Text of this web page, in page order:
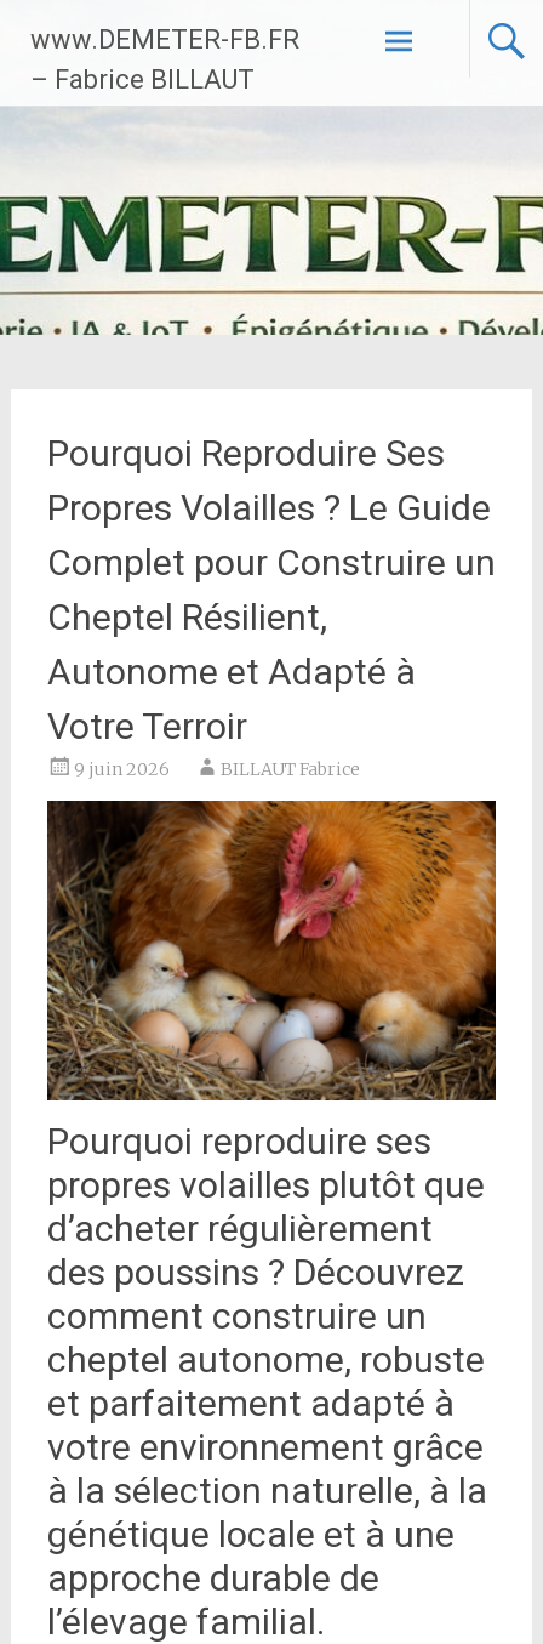
contenu
principal
www.DEMETER-FB.FR
– Fabrice BILLAUT
Pourquoi Reproduire Ses
Propres Volailles ? Le Guide
Complet pour Construire un
Cheptel Résilient,
Autonome et Adapté à
Votre Terroir
9 juin 2026 BILLAUT Fabrice
Pourquoi reproduire ses
propres volailles plutôt que
d’acheter régulièrement
des poussins ? Découvrez
comment construire un
cheptel autonome, robuste
et parfaitement adapté à
votre environnement grâce
à la sélection naturelle, à la
génétique locale et à une
approche durable de
l’élevage familial.